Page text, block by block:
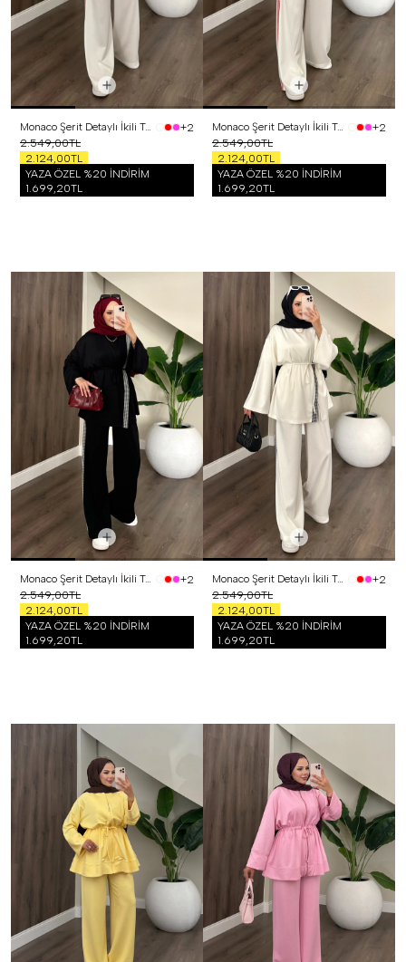
Monaco Şerit Detaylı İkili Takım Pembe
+2
2.549,00TL
2.124,00TL
YAZA ÖZEL %20 İNDİRİM
1.699,20TL
Monaco Şerit Detaylı İkili Takım Kırmızı
+2
2.549,00TL
2.124,00TL
YAZA ÖZEL %20 İNDİRİM
1.699,20TL
Monaco Şerit Detaylı İkili Takım Siyah
+2
2.549,00TL
2.124,00TL
YAZA ÖZEL %20 İNDİRİM
1.699,20TL
Monaco Şerit Detaylı İkili Takım Beyaz
+2
2.549,00TL
2.124,00TL
YAZA ÖZEL %20 İNDİRİM
1.699,20TL